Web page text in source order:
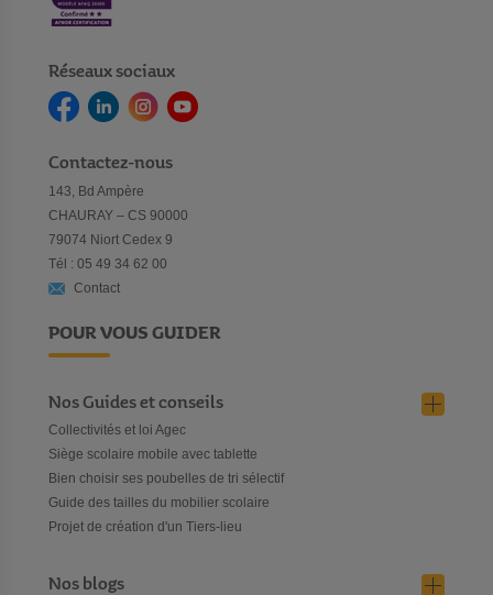
Réseaux sociaux
Contactez-nous
143, Bd Ampère
CHAURAY – CS 90000
79074 Niort Cedex 9
Tél : 05 49 34 62 00
Contact
POUR VOUS GUIDER
Nos Guides et conseils
Collectivités et loi Agec
Siège scolaire mobile avec tablette
Bien choisir ses poubelles de tri sélectif
Guide des tailles du mobilier scolaire
Projet de création d'un Tiers-lieu
Nos blogs